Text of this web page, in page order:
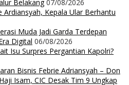
Belakang 07/08/2026
Ardiansyah, Kepala Ular Berhantu
Muda Jadi Garda Terdepan
Digital 06/08/2026
Isu Surpres Pergantian Kapolri?
Bisnis Febrie Adriansyah – Don
Isam, CIC Desak Tim 9 Ungkap